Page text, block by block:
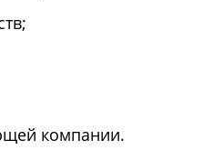
компании.